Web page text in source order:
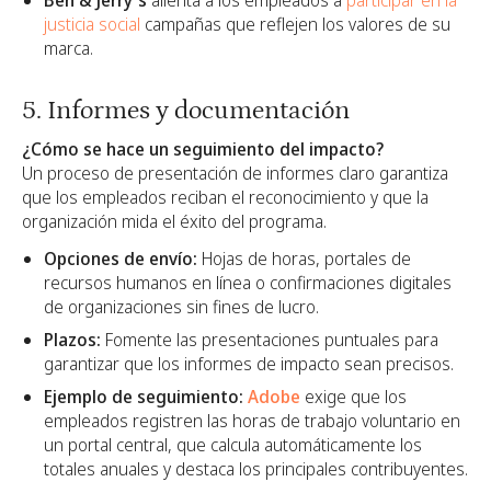
justicia social campañas que reflejen los valores de su
marca.
5. Informes y documentación
¿Cómo se hace un seguimiento del impacto?
Un proceso de presentación de informes claro garantiza
que los empleados reciban el reconocimiento y que la
organización mida el éxito del programa.
Opciones de envío: Hojas de horas, portales de
recursos humanos en línea o confirmaciones digitales
de organizaciones sin fines de lucro.
Plazos: Fomente las presentaciones puntuales para
garantizar que los informes de impacto sean precisos.
Ejemplo de seguimiento: Adobe exige que los
empleados registren las horas de trabajo voluntario en
un portal central, que calcula automáticamente los
totales anuales y destaca los principales contribuyentes.